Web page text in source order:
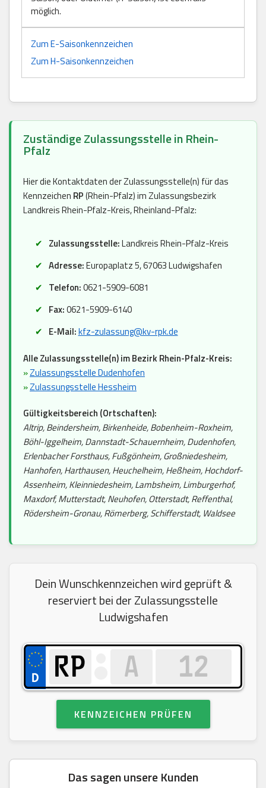
möglich.
Zum E-Saisonkennzeichen
Zum H-Saisonkennzeichen
Zuständige Zulassungsstelle in Rhein-
Pfalz
Hier die Kontaktdaten der Zulassungsstelle(n) für das
Kennzeichen RP(Rhein-Pfalz) im Zulassungsbezirk
Landkreis Rhein-Pfalz-Kreis, Rheinland-Pfalz:
Zulassungsstelle:Landkreis Rhein-Pfalz-Kreis
Adresse:Europaplatz 5, 67063 Ludwigshafen
Telefon:0621-5909-6081
Fax:0621-5909-6140
E-Mail:kfz-zulassung@kv-rpk.de
Alle Zulassungsstelle(n) im Bezirk Rhein-Pfalz-Kreis:
»Zulassungsstelle Dudenhofen
»Zulassungsstelle Hessheim
Gültigkeitsbereich (Ortschaften):
Altrip, Beindersheim, Birkenheide, Bobenheim-Roxheim,
Böhl-Iggelheim, Dannstadt-Schauernheim, Dudenhofen,
Erlenbacher Forsthaus, Fußgönheim, Großniedesheim,
Hanhofen, Harthausen, Heuchelheim, Heßheim, Hochdorf-
Assenheim, Kleinniedesheim, Lambsheim, Limburgerhof,
Maxdorf, Mutterstadt, Neuhofen, Otterstadt, Reffenthal,
Rödersheim-Gronau, Römerberg, Schifferstadt, Waldsee
Dein Wunschkennzeichen wird geprüft &
reserviert bei der Zulassungsstelle
Ludwigshafen
KENNZEICHEN PRÜFEN
Das sagen unsere Kunden